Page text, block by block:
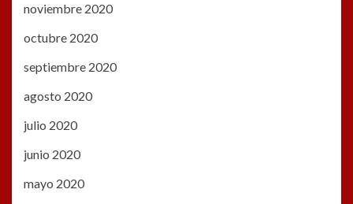
noviembre 2020
octubre 2020
septiembre 2020
agosto 2020
julio 2020
junio 2020
mayo 2020